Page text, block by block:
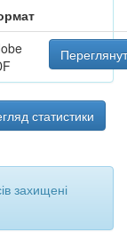
статистики
захищені